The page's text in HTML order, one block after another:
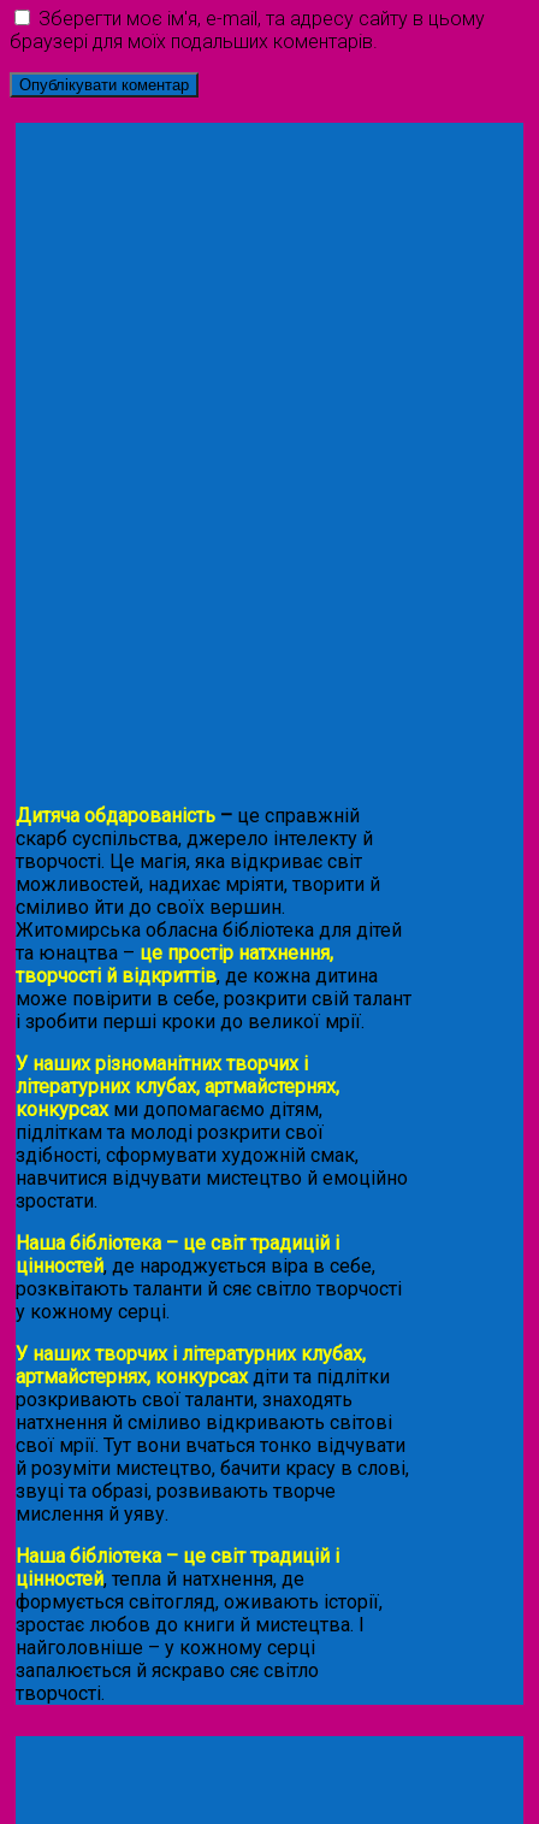
Зберегти моє ім'я, e-mail, та адресу сайту в цьому
браузері для моїх подальших коментарів.
Дитяча обдарованість – це справжній
скарб суспільства, джерело інтелекту й
творчості. Це магія, яка відкриває світ
можливостей, надихає мріяти, творити й
сміливо йти до своїх вершин.
Житомирська обласна бібліотека для дітей
та юнацтва – це простір натхнення,
творчості й відкриттів, де кожна дитина
може повірити в себе, розкрити свій талант
і зробити перші кроки до великої мрії.
У наших різноманітних творчих і
літературних клубах, артмайстернях,
конкурсахми допомагаємо дітям,
підліткам та молоді розкрити свої
здібності, сформувати художній смак,
навчитися відчувати мистецтво й емоційно
зростати.
Наша бібліотека – це світ традицій і
цінностей, де народжується віра в себе,
розквітають таланти й сяє світло творчості
у кожному серці.
У наших творчих і літературних клубах,
артмайстернях, конкурсахдіти та підлітки
розкривають свої таланти, знаходять
натхнення й сміливо відкривають світові
свої мрії. Тут вони вчаться тонко відчувати
й розуміти мистецтво, бачити красу в слові,
звуці та образі, розвивають творче
мислення й уяву.
Наша бібліотека – це світ традицій і
цінностей, тепла й натхнення, де
формується світогляд, оживають історії,
зростає любов до книги й мистецтва. І
найголовніше – у кожному серці
запалюється й яскраво сяє світло
творчості.